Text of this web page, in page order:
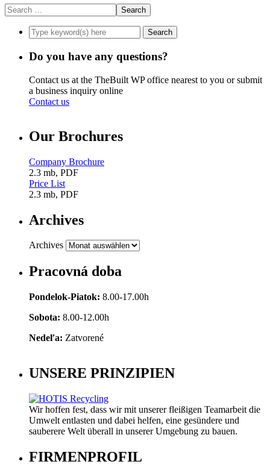
Do you have any questions?
Contact us at the TheBuilt WP office nearest to you or submit
a business inquiry online
Contact us
Our Brochures
Company Brochure
2.3 mb, PDF
Price List
2.3 mb, PDF
Archives
Archives
Pracovná doba
Pondelok-Piatok: 8.00-17.00h
Sobota: 8.00-12.00h
Nedeľa: Zatvorené
UNSERE PRINZIPIEN
Wir hoffen fest, dass wir mit unserer fleißigen Teamarbeit die
Umwelt entlasten und dabei helfen, eine gesündere und
sauberere Welt überall in unserer Umgebung zu bauen.
FIRMENPROFIL